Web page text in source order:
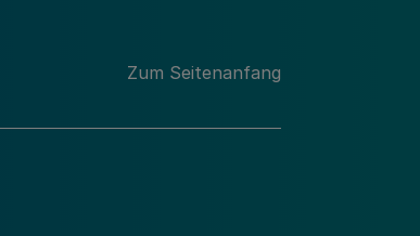
Nordrhein-Westfalen
Zum Seitenanfang